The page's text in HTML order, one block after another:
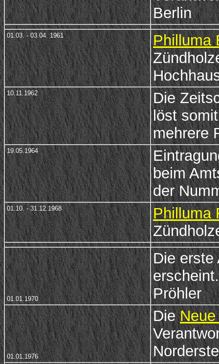
Berlin
01.03. - 03.04. 1961
Philluma
10.11.1962
Die
löst
mehrere
19.05.1964
beim
der
01.10. - 31.12.1968
Philluma
01.01.1970
Die
Pröhler
01.01.1976
Die